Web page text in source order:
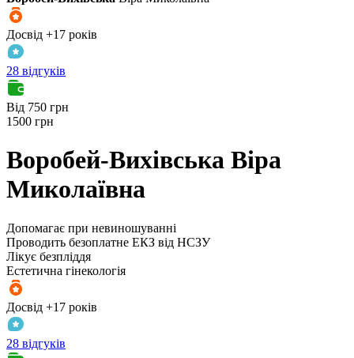
Досвід +17 років
28 відгуків
Від 750 грн
1500 грн
Воробей-Вихівська Віра
Миколаївна
Допомагає при невиношуванні
Проводить безоплатне ЕКЗ від НСЗУ
Лікує безпліддя
Естетична гінекологія
Досвід +17 років
28 відгуків